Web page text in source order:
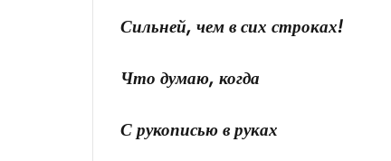
Сильней, чем в сих строках!
Что думаю, когда
С рукописью в руках